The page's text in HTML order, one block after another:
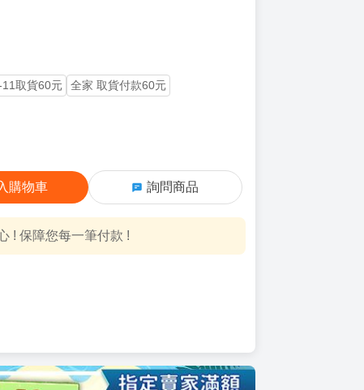
11取貨60元
全家 取貨付款60元
購物車 詢問商品
! 保障您每一筆付款 !